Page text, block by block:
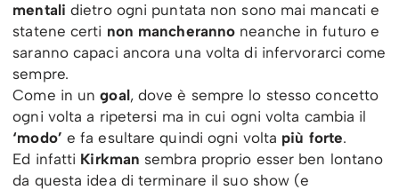
mentali dietro ogni puntata non sono mai mancati e
statene certi non mancheranno neanche in futuro e
saranno capaci ancora una volta di infervorarci come
sempre.
Come in un goal, dove è sempre lo stesso concetto
ogni volta a ripetersi ma in cui ogni volta cambia il
‘modo’ e fa esultare quindi ogni volta più forte.
Ed infatti Kirkman sembra proprio esser ben lontano
da questa idea di terminare il suo show (e